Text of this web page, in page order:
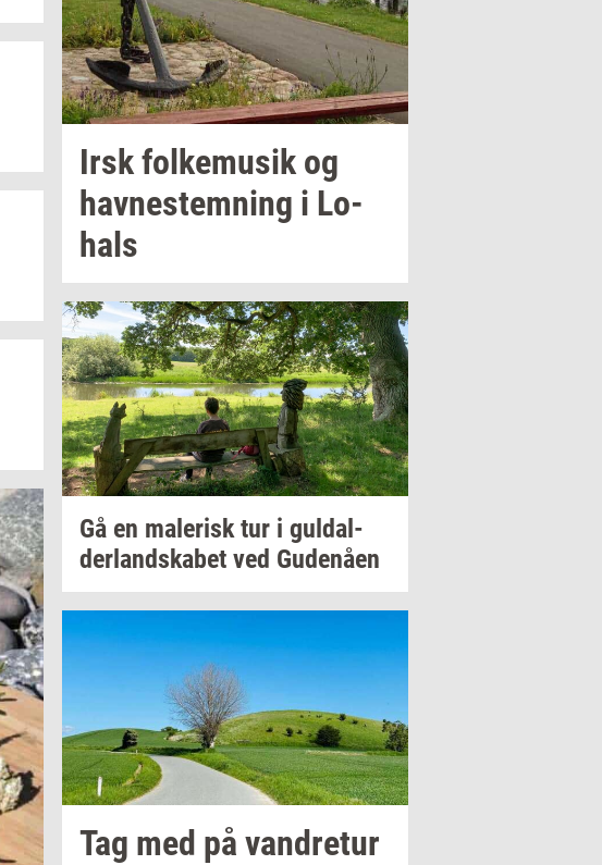
Irskfol­kemu­sikog
hav­ne­stem­ning i Lo­
hals
Gå en ma­le­risktur i gul­dal­
der­land­ska­bet ved Gu­denå­en
Tag med på van­dre­tur